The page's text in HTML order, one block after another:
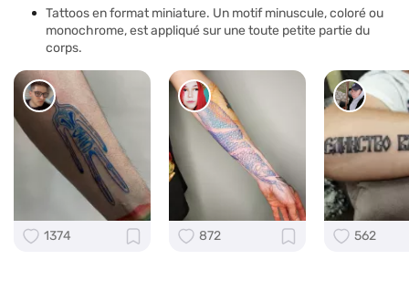
Tattoos en format miniature. Un motif minuscule, coloré ou
monochrome, est appliqué sur une toute petite partie du
corps.
1374 872 562